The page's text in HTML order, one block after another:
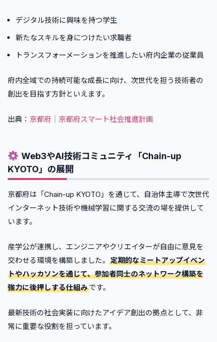
デジタル技術に興味を持つ学生
新たなスキルを身につけたい求職者
トランスフォーメーションを推進したい府内企業の従業員
府内全域での持続可能な成長に向け、次世代を担う技術者の
創出を目指す方針といえます。
出典： 京都府｜京都府スマート社会推進計画
Web3やAI技術コミュニティ「Chain-up
KYOTO」の展開
京都府は「Chain-up KYOTO」を通じて、自治体主導で次世代
インターネット技術や機械学習に関する交流の場を提供して
います。
産学公が連携し、エンジニアやクリエイターが自由に意見を
交わせる環境を構築しました。 定期的なミートアップイベン
トやハッカソンを通じて、参加者同士のネットワーク構築を
強力に後押しする仕組みです。
最新技術の社会実装に向けたアイデア創出の拠点として、非
常に重要な役割を担っています。